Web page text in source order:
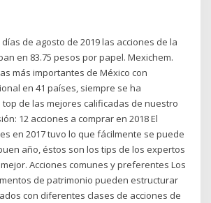
de agosto de 2019 las acciones de la
en 83.75 pesos por papel. Mexichem.
más importantes de México con
en 41 países, siempre se ha
de las mejores calificadas de nuestro
12 acciones a comprar en 2018 El
en 2017 tuvo lo que fácilmente se puede
año, éstos son los tips de los expertos
Acciones comunes y preferentes Los
de patrimonio pueden estructurar
con diferentes clases de acciones de